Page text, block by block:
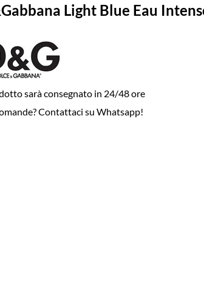
Light Blue Eau
sarà consegnato in 24/48 ore
Contattaci su Whatsapp!